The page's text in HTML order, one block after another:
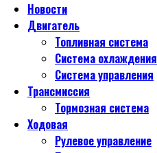
Новости
Двигатель
Топливная система
Система охлаждения
Система управления
Трансмиссия
Тормозная система
Ходовая
Рулевое управление